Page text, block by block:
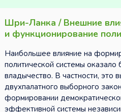
Шри-Ланка / Внешние
и функционирование
Наибольшее влияние на
политической системы оказало
владычество. В частности, это
двухпалатного выборного
формировании
эффективной системы